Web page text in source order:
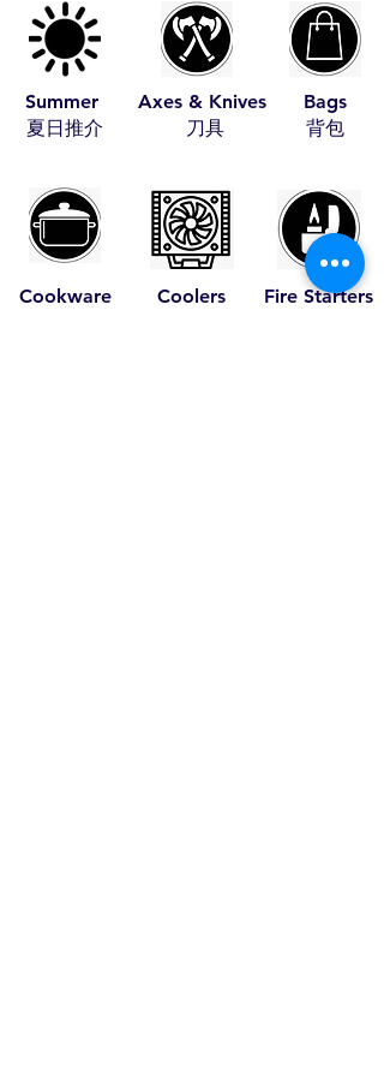
Summer
​夏日推介
Axes & Knives
​刀具
Bags
​背包
Cookware
Coolers
Fire Starters